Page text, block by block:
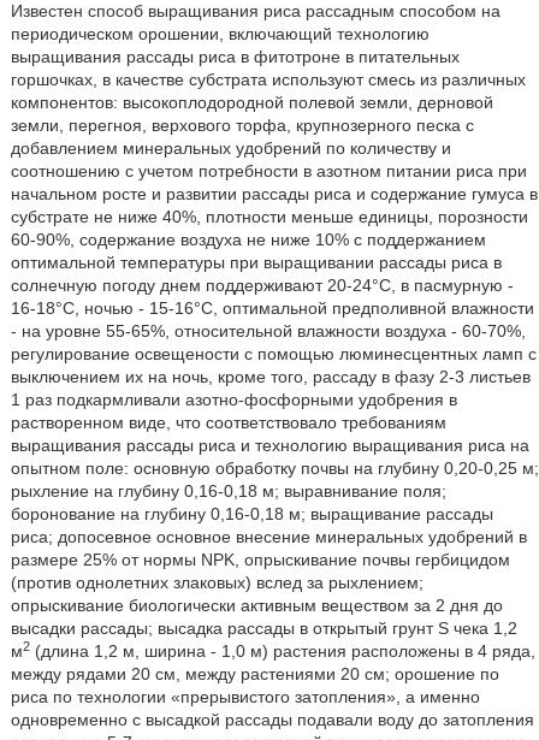
Известен способ выращивания риса рассадным способом на
периодическом орошении, включающий технологию
выращивания рассады риса в фитотроне в питательных
горшочках, в качестве субстрата используют смесь из различных
компонентов: высокоплодородной полевой земли, дерновой
земли, перегноя, верхового торфа, крупнозерного песка с
добавлением минеральных удобрений по количеству и
соотношению с учетом потребности в азотном питании риса при
начальном росте и развитии рассады риса и содержание гумуса в
субстрате не ниже 40%, плотности меньше единицы, порозности
60-90%, содержание воздуха не ниже 10% с поддержанием
оптимальной температуры при выращивании рассады риса в
солнечную погоду днем поддерживают 20-24°С, в пасмурную -
16-18°С, ночью - 15-16°С, оптимальной предполивной влажности
- на уровне 55-65%, относительной влажности воздуха - 60-70%,
регулирование освещености с помощью люминесцентных ламп с
выключением их на ночь, кроме того, рассаду в фазу 2-3 листьев
1 раз подкармливали азотно-фосфорными удобрения в
растворенном виде, что соответствовало требованиям
выращивания рассады риса и технологию выращивания риса на
опытном поле: основную обработку почвы на глубину 0,20-0,25 м;
рыхление на глубину 0,16-0,18 м; выравнивание поля;
боронование на глубину 0,16-0,18 м; выращивание рассады
риса; допосевное основное внесение минеральных удобрений в
размере 25% от нормы NPK, опрыскивание почвы гербицидом
(против однолетних злаковых) вслед за рыхлением;
опрыскивание биологически активным веществом за 2 дня до
высадки рассады; высадка рассады в открытый грунт S чека 1,2
м2(длина 1,2 м, ширина - 1,0 м) растения расположены в 4 ряда,
между рядами 20 см, между растениями 20 см; орошение по
риса по технологии «прерывистого затопления», а именно
одновременно с высадкой рассады подавали воду до затопления